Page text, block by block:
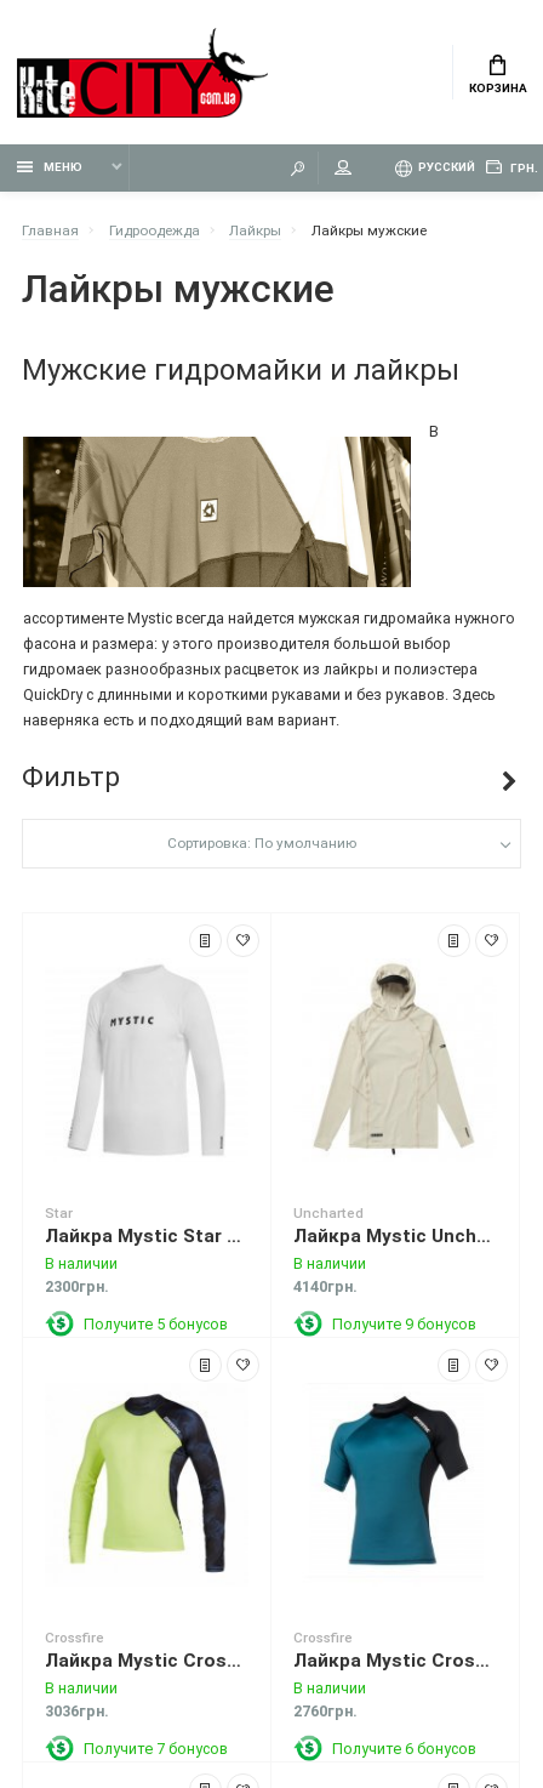
КОРЗИНА
МЕНЮ РУССКИЙ ГРН.
Главная Гидроодежда Лайкры Лайкры мужские
Лайкры мужские
Мужские гидромайки и лайкры
В
ассортименте Mystic всегда найдется мужская гидромайка нужного
фасона и размера: у этого производителя большой выбор
гидромаек разнообразных расцветок из лайкры и полиэстера
QuickDry с длинными и короткими рукавами и без рукавов. Здесь
наверняка есть и подходящий вам вариант.
Фильтр
Сортировка: По умолчанию
Star
Лайкра Mystic Star L/S Rashvest White
В наличии
2300грн.
Получите 5 бонусов
Uncharted
Лайкра Mystic Uncharted L/S Hooded Rashvest Sand
В наличии
4140грн.
Получите 9 бонусов
Crossfire
Лайкра Mystic Crossfire L/S Rashvest Navy Lime
В наличии
3036грн.
Получите 7 бонусов
Crossfire
Лайкра Mystic Crossfire S/S Rashvest Teal
В наличии
2760грн.
Получите 6 бонусов